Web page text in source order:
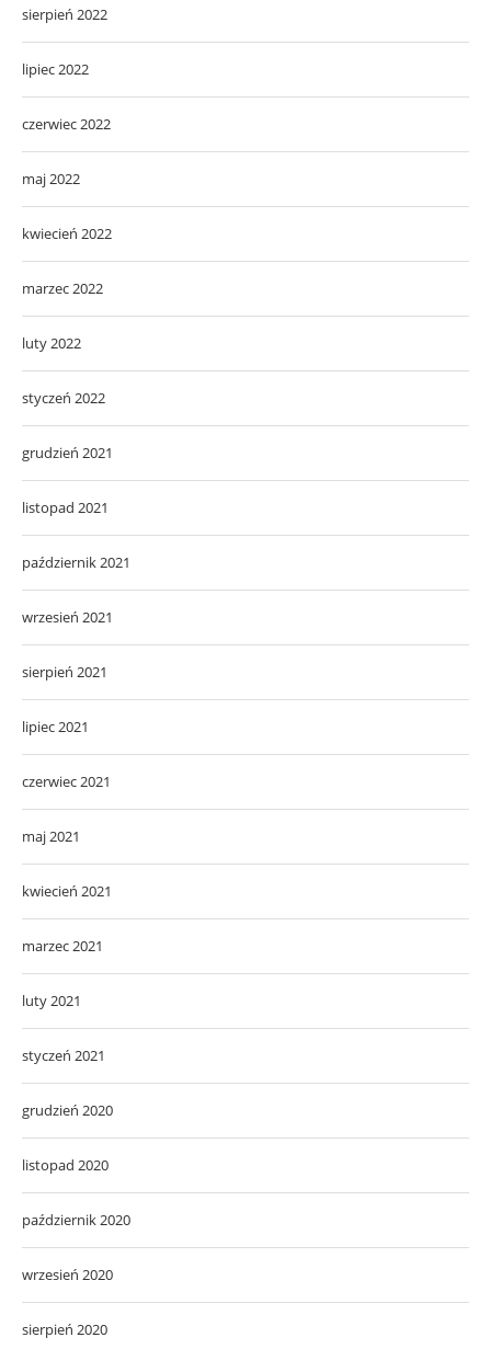
sierpień 2022
lipiec 2022
czerwiec 2022
maj 2022
kwiecień 2022
marzec 2022
luty 2022
styczeń 2022
grudzień 2021
listopad 2021
październik 2021
wrzesień 2021
sierpień 2021
lipiec 2021
czerwiec 2021
maj 2021
kwiecień 2021
marzec 2021
luty 2021
styczeń 2021
grudzień 2020
listopad 2020
październik 2020
wrzesień 2020
sierpień 2020